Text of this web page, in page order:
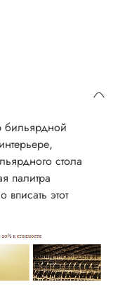
бильярдной
стола
палитра
этот